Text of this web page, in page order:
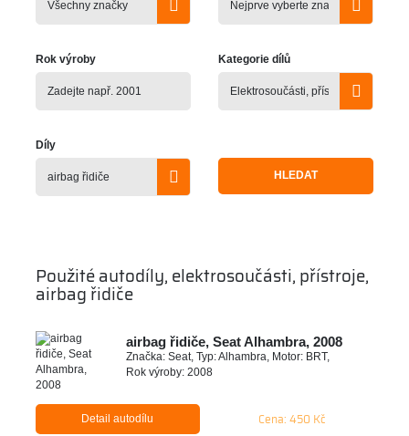
Rok výroby Kategorie dílů
Díly
HLEDAT
Použité autodíly, elektrosoučásti, přístroje,
airbag řidiče
airbag řidiče, Seat Alhambra, 2008
Značka: Seat, Typ: Alhambra, Motor: BRT,
Rok výroby: 2008
Detail autodílu Cena: 450 Kč